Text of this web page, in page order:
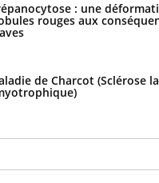
: une
rouges aux
de Charcot (Sclérose